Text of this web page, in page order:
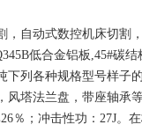
自动式数控机床切割
低合金铝板,45#碳
下列各种规格型号样
塔法兰盘，带座轴承
％；冲击性功：27J